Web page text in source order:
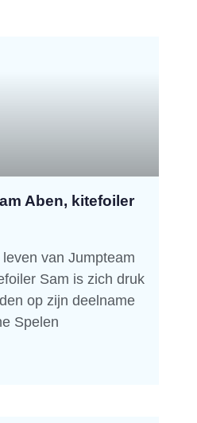
Aben, kitefoiler
van Jumpteam
Sam is zich druk
op zijn deelname
Spelen